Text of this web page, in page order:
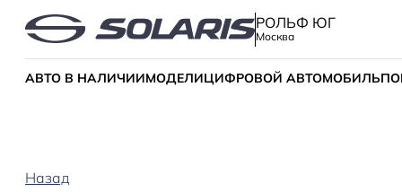
РОЛЬФ ЮГ
Москва
АВТО В НАЛИЧИИМОДЕЛИЦИФРОВОЙ АВТОМОБИЛЬ
Назад